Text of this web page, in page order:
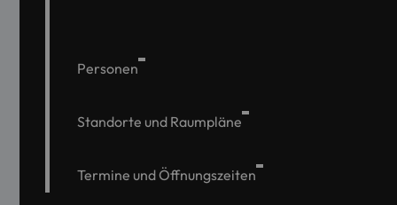
Personen
Standorte und Raumpläne
Termine und Öffnungszeiten